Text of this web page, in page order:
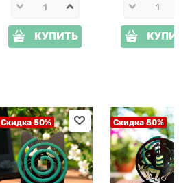
КУПИТЬ
Скидка 50% Скидка 50%